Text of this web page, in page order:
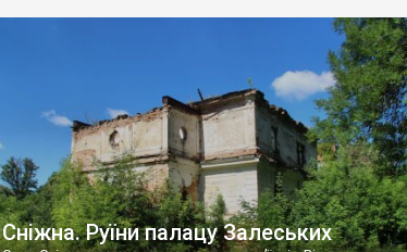
старовинний цвинтар із кам’яними хрестами. Всі епітафії, які
збереглися, написані кирилицею, церковнослов’янською
мовою. За всіма традиційними ознаками – цвинтар
український. Хрести датуються 19 століттям. У 1924-1940
роках Болган […]
Сніжна. Руїни палацу Залеських